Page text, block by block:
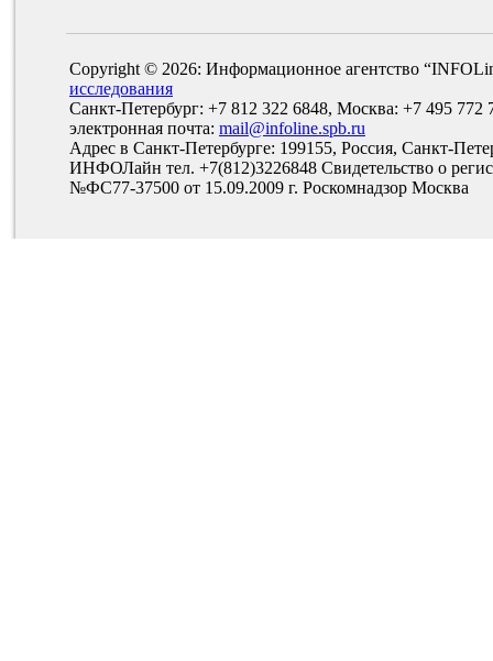
Copyright © 2026: Информационное агентство
исследования
Санкт-Петербург: +7 812 322 6848, Москва: +7 495 772
электронная почта: mail@infoline.spb.ru
Адрес в Санкт-Петербурге: 199155, Россия, Санкт-
ИНФОЛайн тел. +7(812)3226848 Свидетельство о
№ФС77-37500 от 15.09.2009 г. Роскомнадзор Москва